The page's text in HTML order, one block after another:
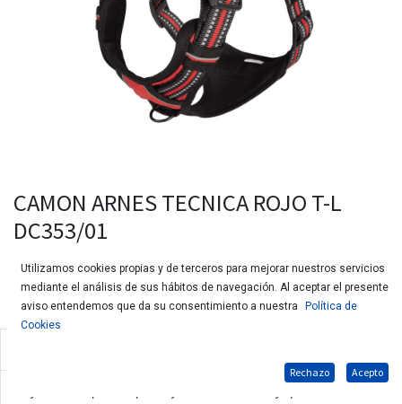
CAMON ARNES TECNICA ROJO T-L
DC353/01
Utilizamos cookies propias y de terceros para mejorar nuestros servicios
mediante el análisis de sus hábitos de navegación. Al aceptar el presente
aviso entendemos que da su consentimiento a nuestra
Política de
Cookies
Rechazo Acepto